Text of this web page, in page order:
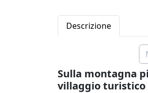
Descrizione
Sulla montagna
villaggio turistico